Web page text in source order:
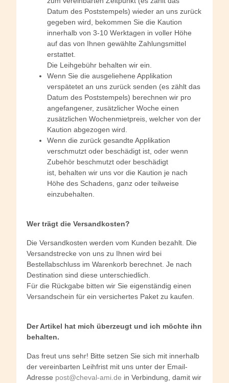
Datum des Poststempels) wieder an uns zurück
gegeben wird, bekommen Sie die Kaution
innerhalb von 3-10 Werktagen in voller Höhe
auf das von Ihnen gewählte Zahlungsmittel
erstattet.
Die Leihgebühr behalten wir ein.
Wenn Sie die ausgeliehene Applikation
verspätetet an uns zurück senden (es zählt das
Datum des Poststempels) berechnen wir pro
angefangener, zusätzlicher Woche einen
zusätzlichen Wochenmietpreis, welcher von der
Kaution abgezogen wird.
Wenn die zurück gesandte Applikation
verschmutzt oder beschädigt ist, oder wenn
Zubehör beschmutzt oder beschädigt
ist, behalten wir uns vor die Kaution je nach
Höhe des Schadens, ganz oder teilweise
einzubehalten.
Wer trägt die Versandkosten?
Die Versandkosten werden vom Kunden bezahlt. Die
Versandstrecke von uns zu Ihnen wird bei
Bestellabschluss im Warenkorb berechnet. Je nach
Destination sind diese unterschiedlich.
Für die Rückgabe bitten wir Sie eigenständig einen
Versandschein für ein versichertes Paket zu kaufen.
Der Artikel hat mich überzeugt und ich möchte ihn
behalten.
Das freut uns sehr! Bitte setzen Sie sich mit innerhalb
der vereinbarten Leihfrist mit uns unter der Email-
Adresse post@cheval-ami.de in Verbindung, damit wir